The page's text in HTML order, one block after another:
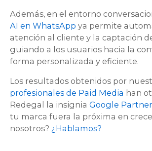
Además, en el entorno
AI en WhatsApp ya permite
atención al cliente y la captación
guiando a los usuarios hacia la
forma personalizada y eficiente.
Los resultados obtenidos por
profesionales de Paid Media han
Redegal la insignia Google
tu marca fuera la próxima en
nosotros? ¿Hablamos?